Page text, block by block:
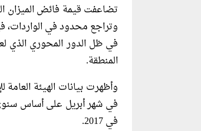
تضاعفت قيمة فائض الميزان
وتراجع محدود في الواردات،
في ظل الدور المحوري الذي
المنطقة.
في 2017.